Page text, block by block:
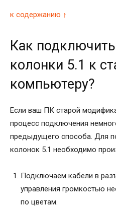
к содержанию ↑
Как
колонки 5.1 к
компьютеру?
Если ваш ПК старой
процесс подключения
предыдущего способа. Для
колонок 5.1 необходимо
Подключаем кабели в
управления громкостью
по цветам.